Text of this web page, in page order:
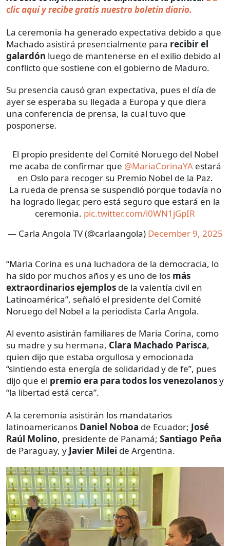
clic aquí y recibe gratis nuestro boletín diario.
La ceremonia ha generado expectativa debido a que
Machado asistirá presencialmente para recibir el
galardón luego de mantenerse en el exilio debido al
conflicto que sostiene con el gobierno de Maduro.
Su presencia causó gran expectativa, pues el día de
ayer se esperaba su llegada a Europa y que diera
una conferencia de prensa, la cual tuvo que
posponerse.
El propio presidente del Comité Noruego del Nobel
me acaba de confirmar que @MariaCorinaYAestará
en Oslo para recoger su Premio Nobel de la Paz.
La rueda de prensa se suspendió porque todavía no
ha logrado llegar, pero está seguro que estará en la
ceremonia. pic.twitter.com/i0WN1jGpIR
— Carla Angola TV (@carlaangola) December 9, 2025
“Maria Corina es una luchadora de la democracia, lo
ha sido por muchos años y es uno de los más
extraordinarios ejemplos de la valentía civil en
Latinoamérica”, señaló el presidente del Comité
Noruego del Nobel a la periodista Carla Angola.
Al evento asistirán familiares de Maria Corina, como
su madre y su hermana, Clara Machado Parisca,
quien dijo que estaba orgullosa y emocionada
“sintiendo esta energía de solidaridad y de fe”, pues
dijo que el premio era para todos los venezolanosy
“la libertad está cerca”.
A la ceremonia asistirán los mandatarios
latinoamericanos Daniel Noboa de Ecuador; José
Raúl Molino, presidente de Panamá; Santiago Peña
de Paraguay, y Javier Milei de Argentina.